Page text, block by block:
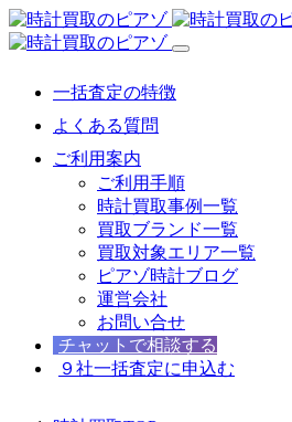
一括査定の特徴
よくある質問
ご利用案内
ご利用手順
時計買取事例一覧
買取ブランド一覧
買取対象エリア一覧
ピアゾ時計ブログ
運営会社
お問い合せ
チャットで相談する
９社一括査定に申込む